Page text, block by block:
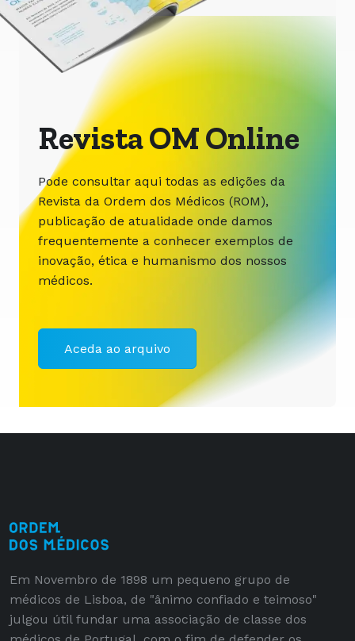
Revista OM Online
Pode consultar aqui todas as edições da
Revista da Ordem dos Médicos (ROM),
publicação de atualidade onde damos
frequentemente a conhecer exemplos de
inovação, ética e humanismo dos nossos
médicos.
Aceda ao arquivo
Em Novembro de 1898 um pequeno grupo de
médicos de Lisboa, de "ânimo confiado e teimoso"
julgou útil fundar uma associação de classe dos